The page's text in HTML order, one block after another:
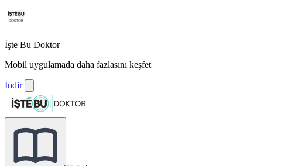
İşte Bu Doktor
Mobil uygulamada daha fazlasını keşfet
İndir